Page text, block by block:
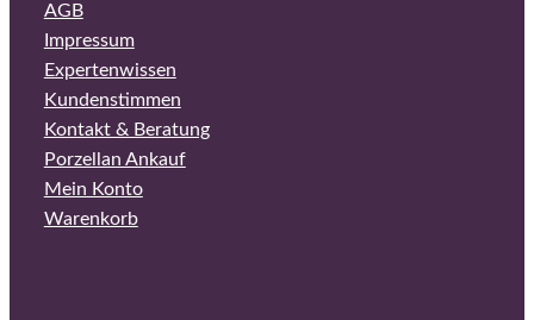
AGB
Impressum
Expertenwissen
Kundenstimmen
Kontakt & Beratung
Porzellan Ankauf
Mein Konto
Warenkorb